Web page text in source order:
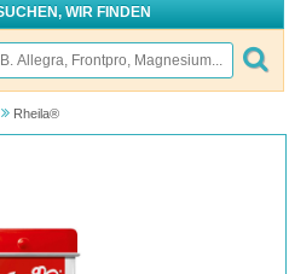
WIR FINDEN
Rheila®